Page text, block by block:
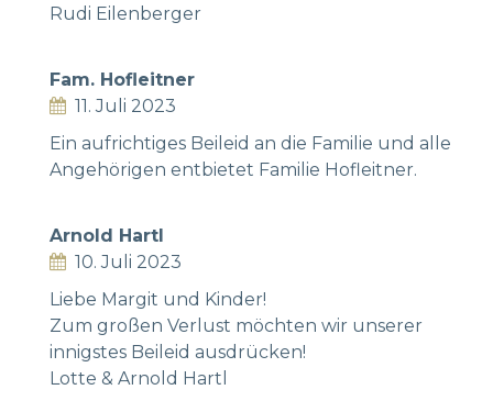
Rudi Eilenberger
Fam. Hofleitner
11. Juli 2023
Ein aufrichtiges Beileid an die Familie und alle
Angehörigen entbietet Familie Hofleitner.
Arnold Hartl
10. Juli 2023
Liebe Margit und Kinder!
Zum großen Verlust möchten wir unserer
innigstes Beileid ausdrücken!
Lotte & Arnold Hartl